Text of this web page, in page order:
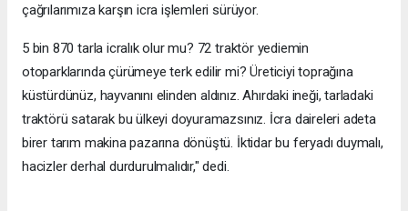
çağrılarımıza karşın icra işlemleri sürüyor.
5 bin 870 tarla icralık olur mu? 72 traktör yediemin
otoparklarında çürümeye terk edilir mi? Üreticiyi toprağına
küstürdünüz, hayvanını elinden aldınız. Ahırdaki ineği, tarladaki
traktörü satarak bu ülkeyi doyuramazsınız. İcra daireleri adeta
birer tarım makina pazarına dönüştü. İktidar bu feryadı duymalı,
hacizler derhal durdurulmalıdır," dedi.